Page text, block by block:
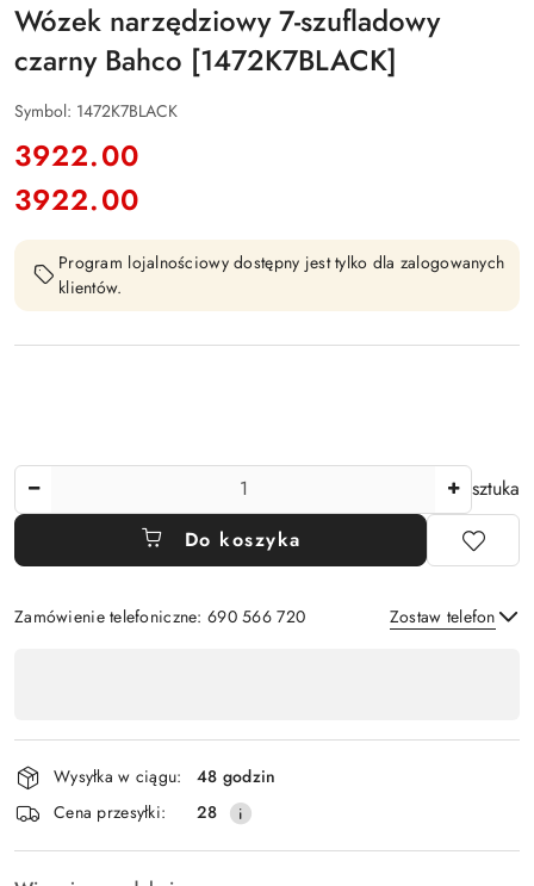
Wózek narzędziowy 7-szufladowy
czarny Bahco [1472K7BLACK]
Symbol: 1472K7BLACK
cena:
3922.00
Cena:
3922.00
Program lojalnościowy dostępny jest tylko dla zalogowanych
klientów.
sztuka
Do koszyka
Zamówienie telefoniczne: 690 566 720 Zostaw telefon
płatność
i
dostawa
Wysyłka w ciągu:
48 godzin
Cena przesyłki:
28